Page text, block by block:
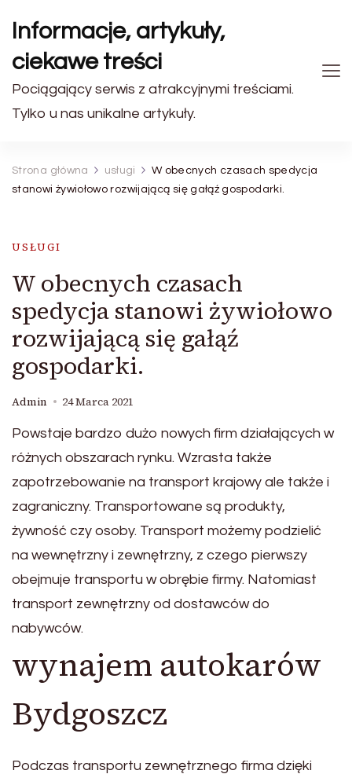
Informacje, artykuły,
ciekawe treści
Pociągający serwis z atrakcyjnymi treściami.
Tylko u nas unikalne artykuły.
Strona główna usługi
W obecnych czasach spedycja
stanowi żywiołowo rozwijającą się gałąź gospodarki.
USŁUGI
W obecnych czasach
spedycja stanowi żywiołowo
rozwijającą się gałąź
gospodarki.
Admin 24 Marca 2021
Powstaje bardzo dużo nowych firm działających w
różnych obszarach rynku. Wzrasta także
zapotrzebowanie na transport krajowy ale także i
zagraniczny. Transportowane są produkty,
żywność czy osoby. Transport możemy podzielić
na wewnętrzny i zewnętrzny, z czego pierwszy
obejmuje transportu w obrębie firmy. Natomiast
transport zewnętrzny od dostawców do
nabywców.
wynajem autokarów
Bydgoszcz
Podczas transportu zewnętrznego firma dzięki